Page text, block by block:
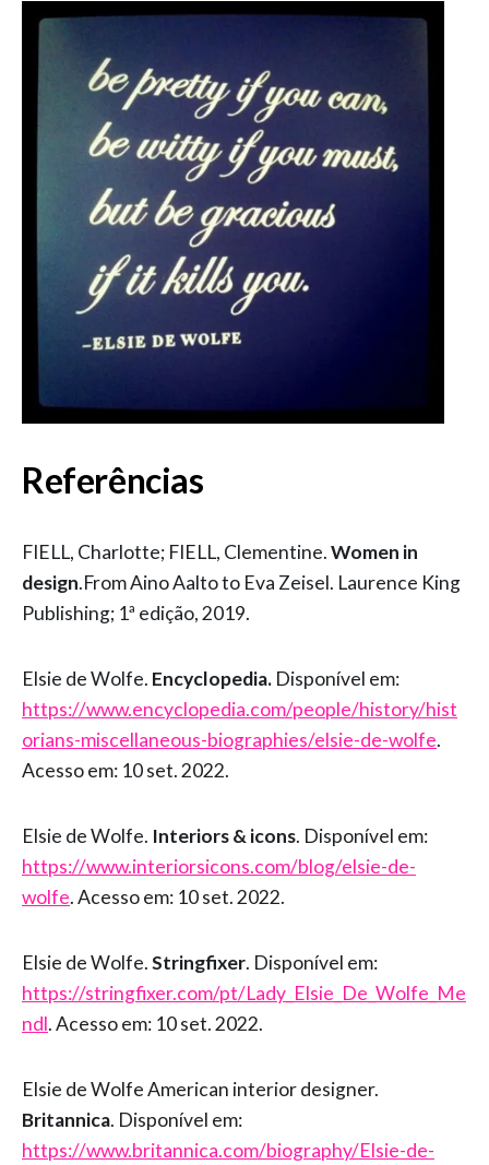
Referências
FIELL, Charlotte; FIELL, Clementine.Women in
design.From Aino Aalto to Eva Zeisel. Laurence King
Publishing; 1ª edição, 2019.
Elsie de Wolfe. Encyclopedia. Disponível em:
https://www.encyclopedia.com/people/history/hist
orians-miscellaneous-biographies/elsie-de-wolfe.
Acesso em: 10 set. 2022.
Elsie de Wolfe. Interiors & icons. Disponível em:
https://www.interiorsicons.com/blog/elsie-de-
wolfe. Acesso em: 10 set. 2022.
Elsie de Wolfe.Stringfixer. Disponível em:
https://stringfixer.com/pt/Lady_Elsie_De_Wolfe_Me
ndl. Acesso em: 10 set. 2022.
Elsie de Wolfe American interior designer.
Britannica. Disponível em:
https://www.britannica.com/biography/Elsie-de-